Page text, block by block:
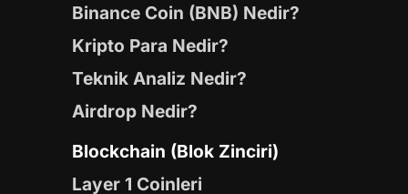
Binance Coin (BNB) Nedir?
Kripto Para Nedir?
Teknik Analiz Nedir?
Airdrop Nedir?
Blockchain (Blok Zinciri)
Layer 1 Coinleri